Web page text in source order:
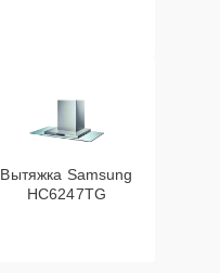
Вытяжка Samsung
HC6247TG